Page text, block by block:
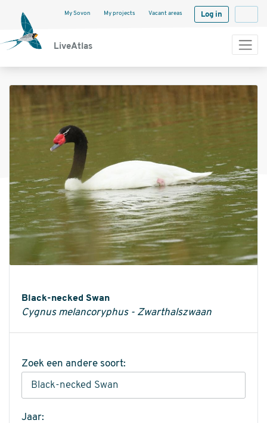
LiveAtlas
My Sovon My projects Vacant areas
Log in
Black-necked Swan
Cygnus melancoryphus - Zwarthalszwaan
Zoek een andere soort:
Jaar: